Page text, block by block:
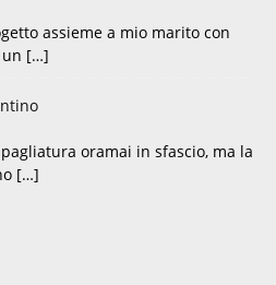
assieme a mio marito con
un […]
oramai in sfascio, ma la
[…]